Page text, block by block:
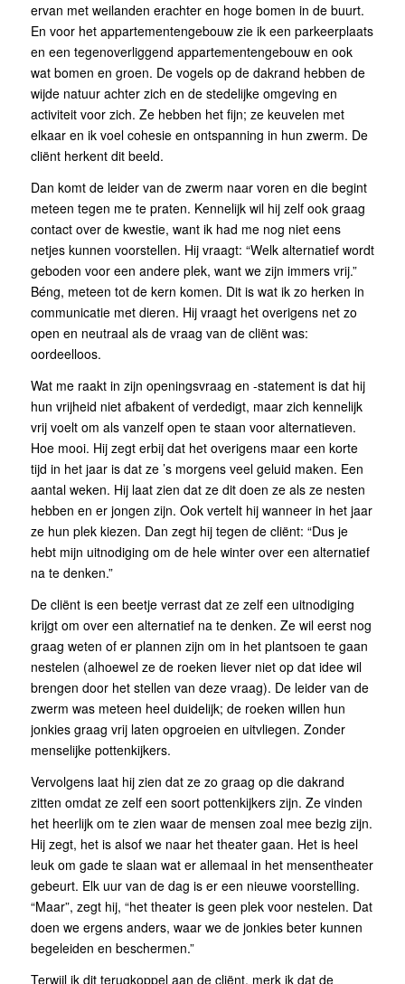
ervan met weilanden erachter en hoge bomen in de buurt.
En voor het appartementengebouw zie ik een parkeerplaats
en een tegenoverliggend appartementengebouw en ook
wat bomen en groen. De vogels op de dakrand hebben de
wijde natuur achter zich en de stedelijke omgeving en
activiteit voor zich. Ze hebben het fijn; ze keuvelen met
elkaar en ik voel cohesie en ontspanning in hun zwerm. De
cliënt herkent dit beeld.
Dan komt de leider van de zwerm naar voren en die begint
meteen tegen me te praten. Kennelijk wil hij zelf ook graag
contact over de kwestie, want ik had me nog niet eens
netjes kunnen voorstellen. Hij vraagt: “Welk alternatief wordt
geboden voor een andere plek, want we zijn immers vrij.”
Béng, meteen tot de kern komen. Dit is wat ik zo herken in
communicatie met dieren. Hij vraagt het overigens net zo
open en neutraal als de vraag van de cliënt was:
oordeelloos.
Wat me raakt in zijn openingsvraag en -statement is dat hij
hun vrijheid niet afbakent of verdedigt, maar zich kennelijk
vrij voelt om als vanzelf open te staan voor alternatieven.
Hoe mooi. Hij zegt erbij dat het overigens maar een korte
tijd in het jaar is dat ze ’s morgens veel geluid maken. Een
aantal weken. Hij laat zien dat ze dit doen ze als ze nesten
hebben en er jongen zijn. Ook vertelt hij wanneer in het jaar
ze hun plek kiezen. Dan zegt hij tegen de cliënt: “Dus je
hebt mijn uitnodiging om de hele winter over een alternatief
na te denken.”
De cliënt is een beetje verrast dat ze zelf een uitnodiging
krijgt om over een alternatief na te denken. Ze wil eerst nog
graag weten of er plannen zijn om in het plantsoen te gaan
nestelen (alhoewel ze de roeken liever niet op dat idee wil
brengen door het stellen van deze vraag). De leider van de
zwerm was meteen heel duidelijk; de roeken willen hun
jonkies graag vrij laten opgroeien en uitvliegen. Zonder
menselijke pottenkijkers.
Vervolgens laat hij zien dat ze zo graag op die dakrand
zitten omdat ze zelf een soort pottenkijkers zijn. Ze vinden
het heerlijk om te zien waar de mensen zoal mee bezig zijn.
Hij zegt, het is alsof we naar het theater gaan. Het is heel
leuk om gade te slaan wat er allemaal in het mensentheater
gebeurt. Elk uur van de dag is er een nieuwe voorstelling.
“Maar”, zegt hij, “het theater is geen plek voor nestelen. Dat
doen we ergens anders, waar we de jonkies beter kunnen
begeleiden en beschermen.”
Terwijl ik dit terugkoppel aan de cliënt, merk ik dat de